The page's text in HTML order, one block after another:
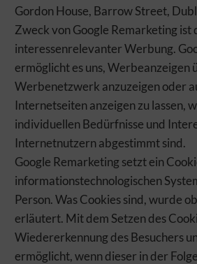
Gordon House, Barrow Street,
Zweck von Google Remarketing ist
interessenrelevanter Werbung.
ermöglicht es uns, Werbeanzeigen
Werbenetzwerk anzuzeigen oder
Internetseiten anzeigen zu lassen,
individuellen Bedürfnisse und
Internetnutzern abgestimmt sind.
Google Remarketing setzt ein
informationstechnologischen
Person. Was Cookies sind, wurde
erläutert. Mit dem Setzen des
Wiedererkennung des Besuchers
ermöglicht, wenn dieser in der